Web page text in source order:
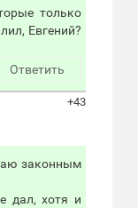
только
Евгений?
Ответить
+43
законным
дал, хотя и